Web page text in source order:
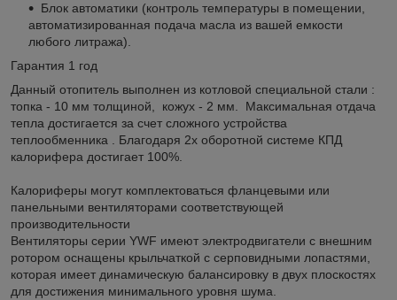
Блок автоматики (контроль температуры в помещении,
автоматизированная подача масла из вашей емкости
любого литража).
Гарантия 1 год
Данный отопитель выполнен из котловой специальной стали :
топка - 10 мм толщиной, кожух - 2 мм. Максимальная отдача
тепла достигается за счет сложного устройства
теплообменника . Благодаря 2х оборотной системе КПД
калорифера достигает 100%.
Калориферы могут комплектоваться фланцевыми или
панельными вентиляторами соответствующей
производительности
Вентиляторы серии YWF имеют электродвигатели с внешним
ротором оснащены крыльчаткой с серповидными лопастями,
которая имеет динамическую балансировку в двух плоскостях
для достижения минимального уровня шума.